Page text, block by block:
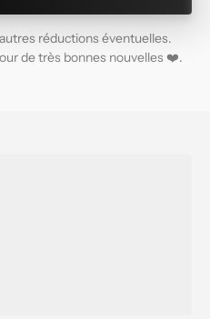
réductions éventuelles.
de très bonnes nouvelles ❤️.